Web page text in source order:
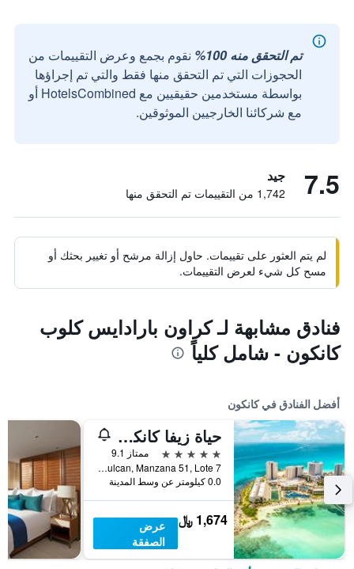
تم التحقق منه 100%
نقوم بجمع وعرض التقييمات من
الحجوزات التي تم التحقق منها فقط والتي تم إجراؤها
بواسطة مستخدمين حقيقيين مع HotelsCombined أو
مع شركائنا الخارجيين الموثوقين.
7.5 جيد
1,742 من التقييمات تم التحقق منها
لم يتم العثور على تقييمات. حاول إزالة مرشح أو تغيير بحثك أو
مسح كل شيء لعرض التقييمات.
فنادق مشابهة لـ كراون بارادايس كلوب
كانكون - شامل كلياً
أفضل الفنادق في كانكون
حياة زيفا كانكون - بسعر شامل جميع الخدمات
5 نجوم
ممتاز 9.1
Blvd. Kukulcan, Manzana 51, Lote 7, كانكون, ولاية كينتانا رو, المكسيك
0.0 كيلومتر عن وسط المدينة
1,674 ﷼
عرض
الصفقة